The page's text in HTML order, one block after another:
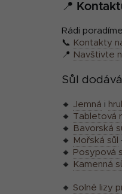
📍
Rádi
📞 Kontakty
📍 Navštivte
Sůl
🔸 Jemná i
🔸 Tabletová
🔸
Bavorská
🔸
Mořská sůl
🔸
Posypová
🔸
Kamenná
🔸 Solné lizy